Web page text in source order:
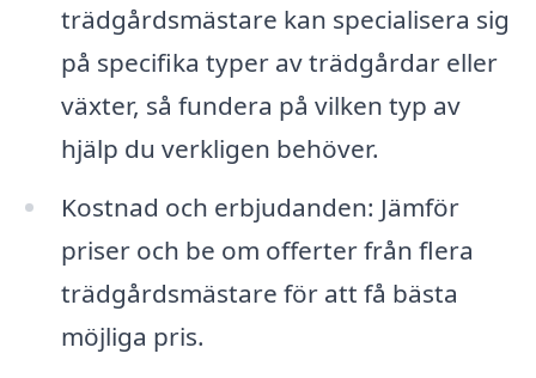
trädgårdsmästare kan specialisera sig
på specifika typer av trädgårdar eller
växter, så fundera på vilken typ av
hjälp du verkligen behöver.
Kostnad och erbjudanden: Jämför
priser och be om offerter från flera
trädgårdsmästare för att få bästa
möjliga pris.